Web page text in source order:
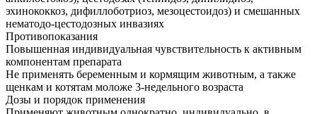
эхинококкоз, дифиллоботриоз, мезоцестоидоз) и смешанных
нематодо-цестодозных инвазиях
Противопоказания
Повышенная индивидуальная чувствительность к активным
компонентам препарата
Не применять беременным и кормящим животным, а также
щенкам и котятам моложе 3-недельного возраста
Дозы и порядок применения